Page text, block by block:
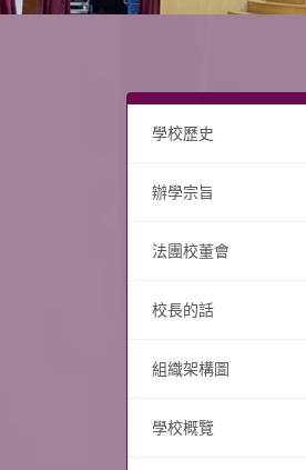
學校歷史
辦學宗旨
法團校董會
校長的話
組織架構圖
學校概覽